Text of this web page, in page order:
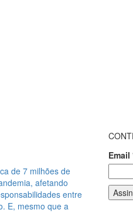
de 7 milhões de
afetando
entre
E, mesmo que a
Email